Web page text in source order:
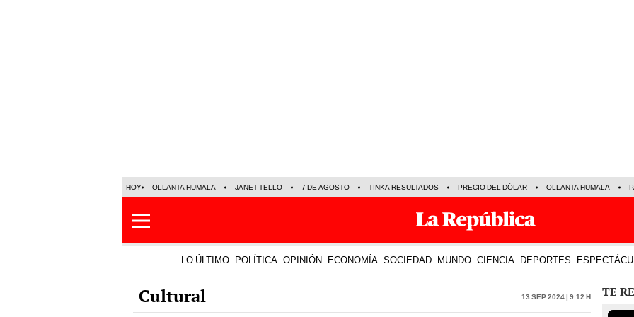
HOY OLLANTA HUMALA JANET TELLO 7 DE AGOSTO TINKA RESULTADOS PRECIO DEL DÓLAR OLLANTA HUMALA
LO ÚLTIMO POLÍTICA OPINIÓN ECONOMÍA SOCIEDAD MUNDO CIENCIA DEPORTES
Cultural 13 Sep 2024 | 9:12 h TE